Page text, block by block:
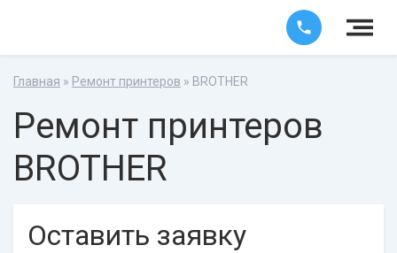
Главная » Ремонт принтеров » BROTHER
Ремонт принтеров
BROTHER
Оставить заявку